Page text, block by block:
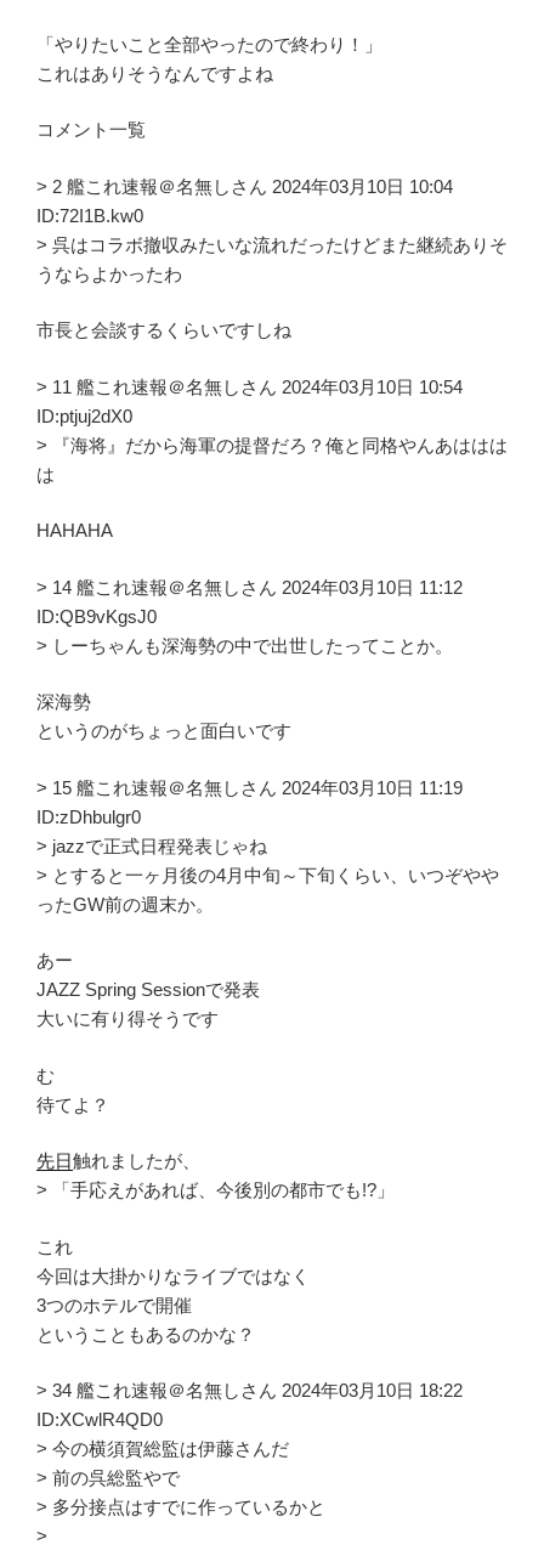
「やりたいこと全部やったので終わり！」
これはありそうなんですよね
コメント一覧
> 2 艦これ速報＠名無しさん 2024年03月10日 10:04
ID:72I1B.kw0
> 呉はコラボ撤収みたいな流れだったけどまた継続ありそ
うならよかったわ
市長と会談するくらいですしね
> 11 艦これ速報＠名無しさん 2024年03月10日 10:54
ID:ptjuj2dX0
> 『海将』だから海軍の提督だろ？俺と同格やんあははは
は
HAHAHA
> 14 艦これ速報＠名無しさん 2024年03月10日 11:12
ID:QB9vKgsJ0
> しーちゃんも深海勢の中で出世したってことか。
深海勢
というのがちょっと面白いです
> 15 艦これ速報＠名無しさん 2024年03月10日 11:19
ID:zDhbulgr0
> jazzで正式日程発表じゃね
> とすると一ヶ月後の4月中旬～下旬くらい、いつぞやや
ったGW前の週末か。
あー
JAZZ Spring Sessionで発表
大いに有り得そうです
む
待てよ？
先日触れましたが、
> 「手応えがあれば、今後別の都市でも!?」
これ
今回は大掛かりなライブではなく
3つのホテルで開催
ということもあるのかな？
> 34 艦これ速報＠名無しさん 2024年03月10日 18:22
ID:XCwlR4QD0
> 今の横須賀総監は伊藤さんだ
> 前の呉総監やで
> 多分接点はすでに作っているかと
>